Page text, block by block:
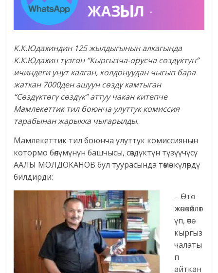
К.К.Юдахиндин 125 жылдыгынын алкагында
К.К.Юдахин түзгөн “Кыргызча-орусча сөздүктүн”
ичиндеги унут калган, колдонуудан чыгып бара
жаткан 7000ден ашуун сөздү камтыган
“Сөздүктөгү сөздүк” аттуу чакан китепче
Мамлекеттик тил боюнча улуттук комиссия
тарабынан жарыкка чыгарылды.
Мамлекеттик тил боюнча улуттук комиссиянын
котормо бөлүмүнүн башчысы, сөздүктүн түзүүчүсү
ААЛЫ МОЛДОКАНОВ бул туурасында төмөнкүлөрдү
билдирди:
– Өтө
жөнөкөйлөт
үп, өтө
кыргыз
чалаты
п
айткан